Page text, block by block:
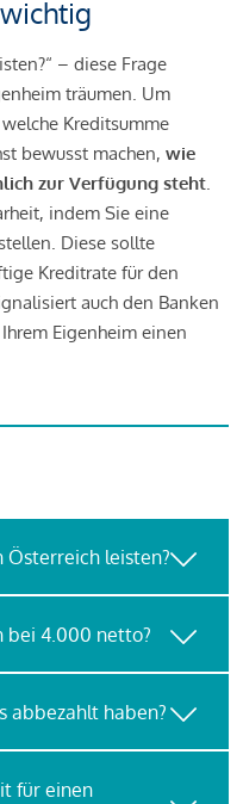
– diese Frage
träumen. Um
Kreditsumme
bewusst machen, wie
zur Verfügung steht.
indem Sie eine
Diese sollte
Kreditrate für den
auch den Banken
Eigenheim einen
Österreich leisten?
bei 4.000 netto?
abbezahlt haben?
für einen